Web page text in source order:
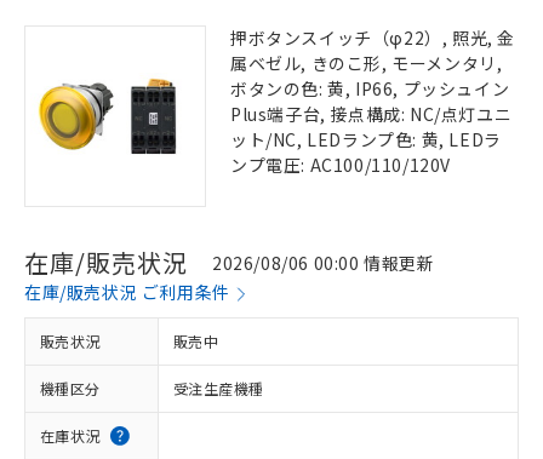
押ボタンスイッチ（φ22）, 照光, 金
属ベゼル, きのこ形, モーメンタリ,
ボタンの色: 黄, IP66, プッシュイン
Plus端子台, 接点構成: NC/点灯ユニ
ット/NC, LEDランプ色: 黄, LEDラ
ンプ電圧: AC100/110/120V
在庫/販売状況
2026/08/06 00:00 情報更新
在庫/販売状況 ご利用条件
販売状況 販売中
機種区分 受注生産機種
在庫状況